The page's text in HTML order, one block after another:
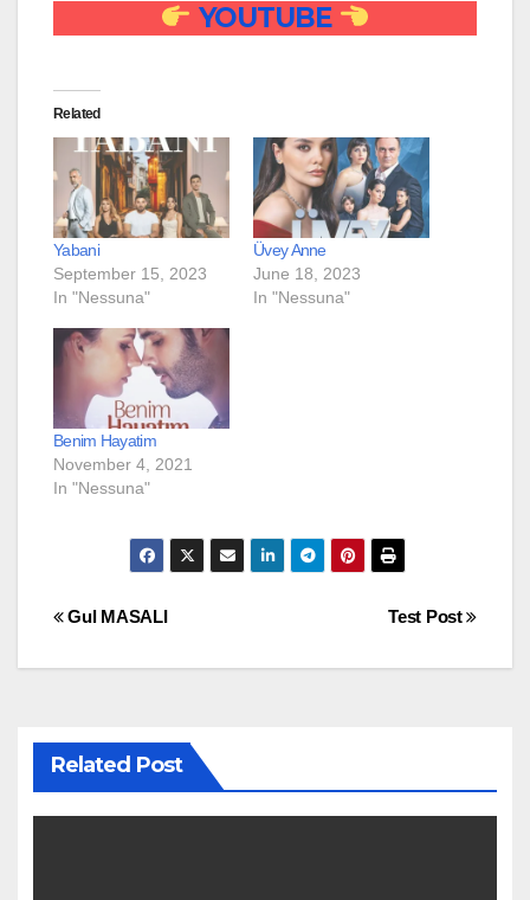
YOUTUBE
Related
Yabani
September 15, 2023
In "Nessuna"
Üvey Anne
June 18, 2023
In "Nessuna"
Benim Hayatim
November 4, 2021
In "Nessuna"
Post
navigation
Test Post
Gul MASALI
Related Post